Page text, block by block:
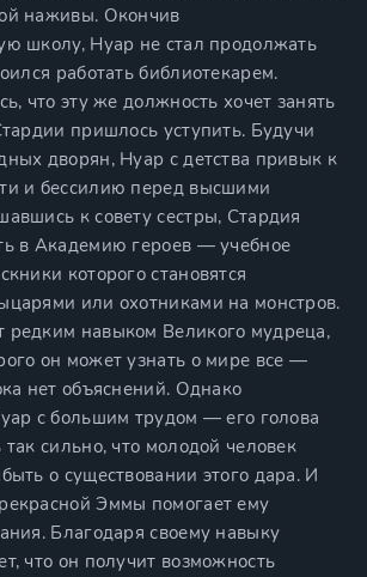
наживы. Окончив
школу, Нуар не стал продолжать
работать библиотекарем.
что эту же должность хочет занять
пришлось уступить. Будучи
дворян, Нуар с детства привык к
и бессилию перед высшими
к совету сестры, Стардия
в Академию героев — учебное
которого становятся
или охотниками на монстров.
навыком Великого мудреца,
он может узнать о мире все —
нет объяснений. Однако
с большим трудом — его голова
так сильно, что молодой человек
о существовании этого дара. И
Эммы помогает ему
Благодаря своему навыку
что он получит возможность